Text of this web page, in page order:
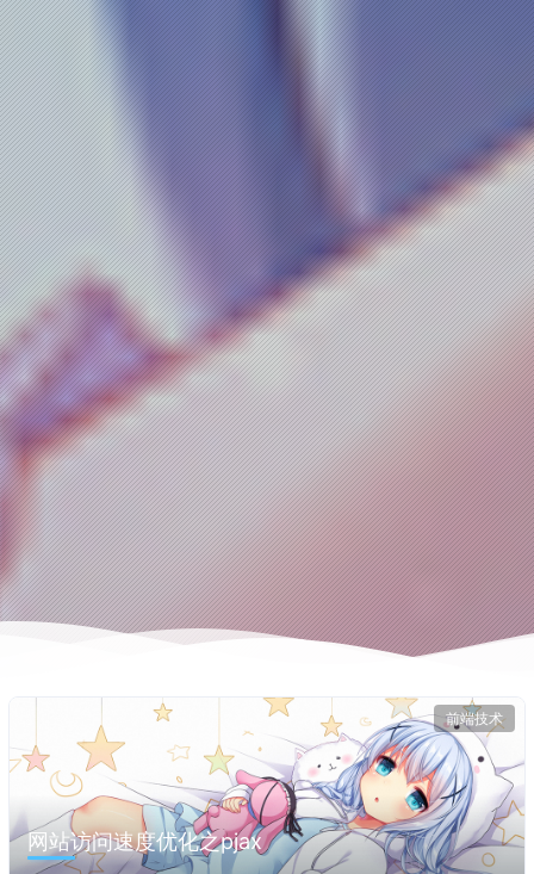
前端技术
网站访问速度优化之pjax